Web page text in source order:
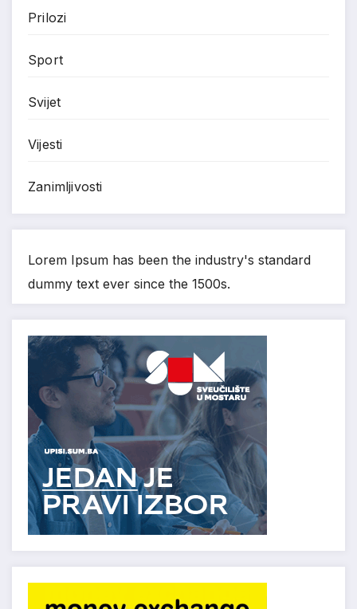
Prilozi
Sport
Svijet
Vijesti
Zanimljivosti
Lorem Ipsum has been the industry's standard
dummy text ever since the 1500s.